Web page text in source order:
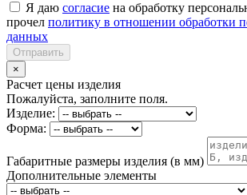
Я даю согласие на обработку
прочел политику в отношении обработки
данных
Отправить
×
Расчет цены изделия
Пожалуйста, заполните поля.
Изделие:
Форма:
Габаритные размеры изделия (в мм)
Дополнительные элементы